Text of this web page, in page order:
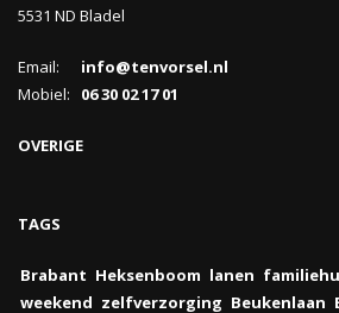
5531 ND Bladel
Email:
info@tenvorsel.nl
Mobiel: 06 30 02 17 01
OVERIGE
TAGS
Brabant Heksenboom lanen
weekend zelfverzorging Beukenlaan